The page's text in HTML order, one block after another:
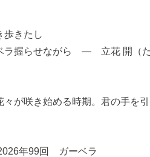
歩きたし
ラ握らせながら ― 立花 開（た
々が咲き始める時期。君の手を
年99回 ガーベラ